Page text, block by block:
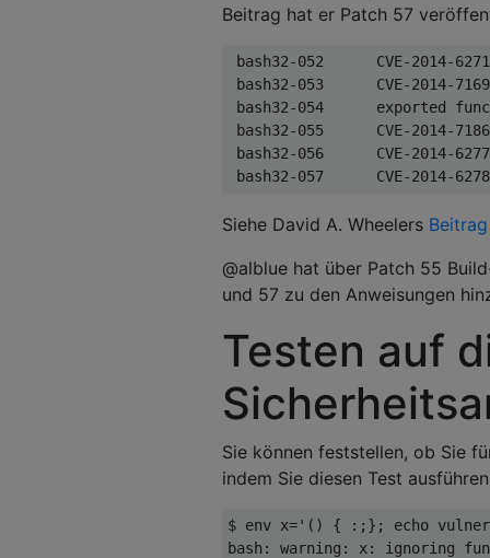
Beitrag hat er Patch 57
bash32-052      CVE-
bash32-053      CVE-
bash32-054      exported
bash32-055      CVE-2014-
bash32-056      CVE-
bash32-057      CVE-
Siehe David A. Wheelers Beitrag
@alblue hat über Patch 55
und 57 zu den Anweisungen
Testen auf
Sie können feststellen, ob Sie
indem Sie diesen Test
$ env x='() { :;}; echo
bash: warning: x: ignoring